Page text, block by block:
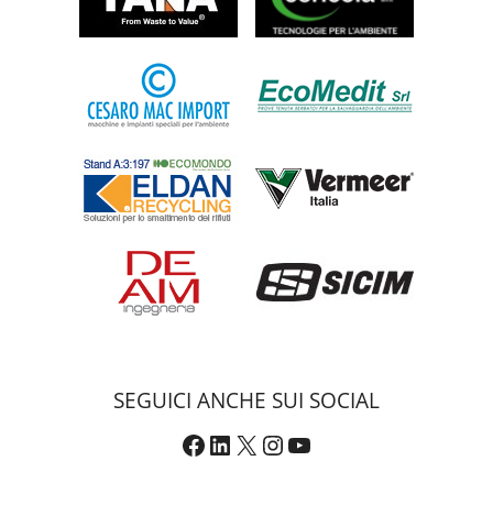
SEGUICI ANCHE SUI SOCIAL
Facebook
LinkedIn
X Instagram
YouTube